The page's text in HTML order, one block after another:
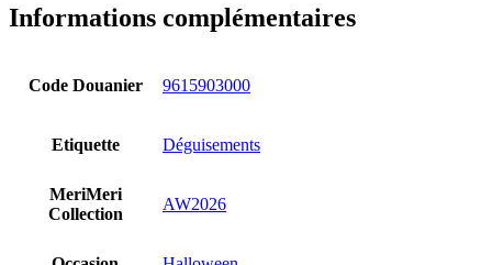
Informations complémentaires
Code Douanier 9615903000
Etiquette Déguisements
MeriMeri
Collection
AW2026